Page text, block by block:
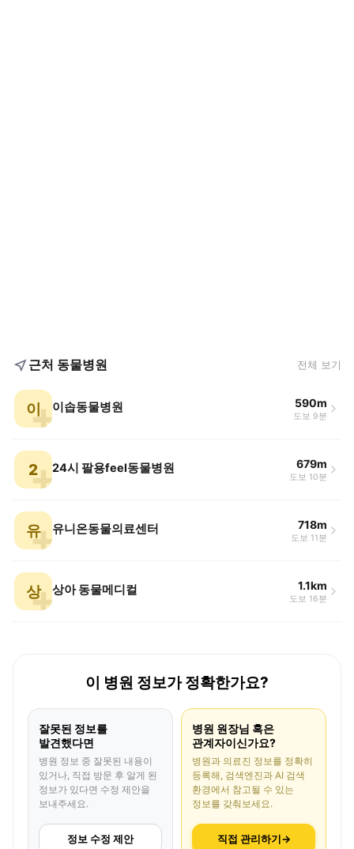
근처 동물병원 전체 보기
이 이솝동물병원 590m
도보 9분
2 24시 팔용feel동물병원 679m
도보 10분
유 유니온동물의료센터 718m
도보 11분
상 상아 동물메디컬 1.1km
도보 16분
이 병원 정보가 정확한가요?
잘못된 정보를
발견했다면
병원 정보 중 잘못된 내용이
있거나, 직접 방문 후 알게 된
정보가 있다면 수정 제안을
보내주세요.
정보 수정 제안
병원 원장님 혹은
관계자이신가요?
병원과 의료진 정보를 정확히
등록해, 검색엔진과 AI 검색
환경에서 참고될 수 있는
정보를 갖춰보세요.
직접 관리하기→